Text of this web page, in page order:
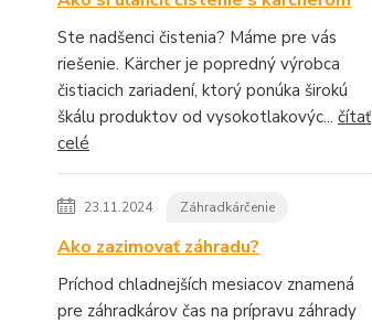
Ste nadšenci čistenia? Máme pre vás
riešenie. Kärcher je popredný výrobca
čistiacich zariadení, ktorý ponúka širokú
škálu produktov od vysokotlakovýc... čítať
celé
23.11.2024 Záhradkárčenie
Ako zazimovať záhradu?
Príchod chladnejších mesiacov znamená
pre záhradkárov čas na prípravu záhrady